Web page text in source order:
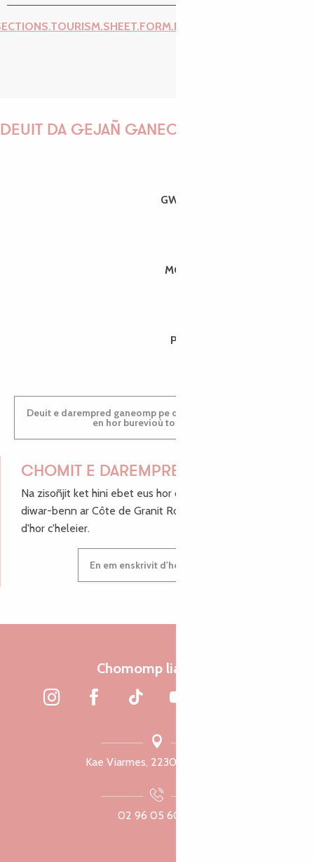
DEUIT DA GEJAÑ GANEOMP !
GWENAËLLE
MORGANE
PAULINE
Deuit e darempred ganeomp pe deuit da welet ac'hanomp
en hor burevioù touristerezh
CHOMIT E DAREMPRED !
Na zisoñjit ket hini ebet eus hor c'hinnigoù mat ha keleier
diwar-benn ar Côte de Granit Rose, enskrivit hoc'h anv
d'hor c'heleier.
En em enskrivit d'hor c'heleier
Chomomp liammet
Kae Viarmes, 22300 Lannuon
02 96 05 60 70